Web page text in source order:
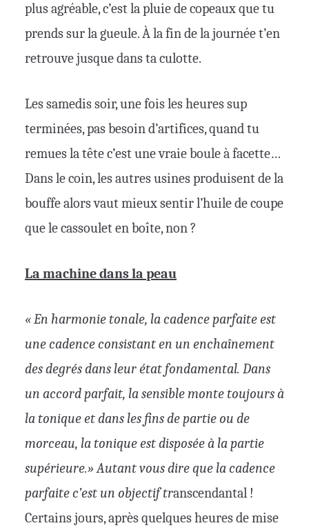
plus agréable, c’est la pluie de copeaux que tu
prends sur la gueule. À la fin de la journée t’en
retrouve jusque dans ta culotte.
Les samedis soir, une fois les heures sup
terminées, pas besoin d’artifices, quand tu
remues la tête c’est une vraie boule à facette…
Dans le coin, les autres usines produisent de la
bouffe alors vaut mieux sentir l’huile de coupe
que le cassoulet en boîte, non ?
La machine dans la peau
« En harmonie tonale, la cadence parfaite est
une cadence consistant en un enchaînement
des degrés dans leur état fondamental. Dans
un accord parfait, la sensible monte toujours à
la tonique et dans les fins de partie ou de
morceau, la tonique est disposée à la partie
supérieure.» Autant vous dire que la cadence
parfaite c’est un objectif transcendantal !
Certains jours, après quelques heures de mise